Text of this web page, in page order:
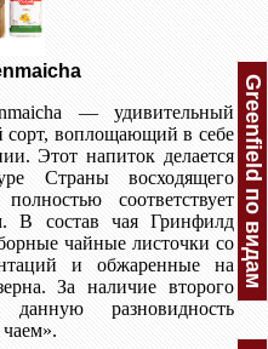
— удивительный
сорт, воплощающий в себе
Этот напиток делается
Страны восходящего
соответствует
В состав чая Гринфилд
чайные листочки со
и обжаренные на
За наличие второго
данную разновидность
Greenfield по видам